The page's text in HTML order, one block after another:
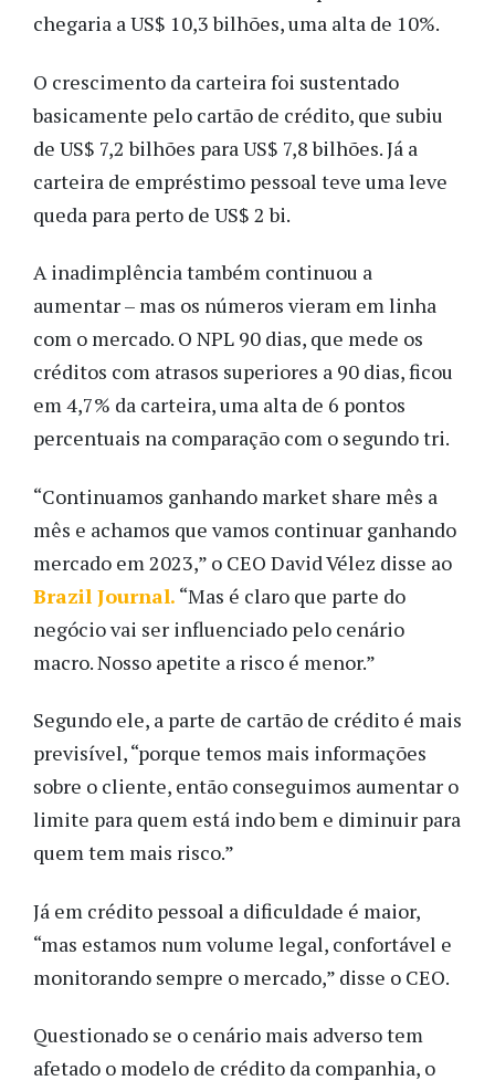
chegaria a US$ 10,3 bilhões, uma alta de 10%.
O crescimento da carteira foi sustentado
basicamente pelo cartão de crédito, que subiu
de US$ 7,2 bilhões para US$ 7,8 bilhões. Já a
carteira de empréstimo pessoal teve uma leve
queda para perto de US$ 2 bi.
A inadimplência também continuou a
aumentar – mas os números vieram em linha
com o mercado. O NPL 90 dias, que mede os
créditos com atrasos superiores a 90 dias, ficou
em 4,7% da carteira, uma alta de 6 pontos
percentuais na comparação com o segundo tri.
“Continuamos ganhando market share mês a
mês e achamos que vamos continuar ganhando
mercado em 2023,” o CEO David Vélez disse ao
Brazil Journal. “Mas é claro que parte do
negócio vai ser influenciado pelo cenário
macro. Nosso apetite a risco é menor.”
Segundo ele, a parte de cartão de crédito é mais
previsível, “porque temos mais informações
sobre o cliente, então conseguimos aumentar o
limite para quem está indo bem e diminuir para
quem tem mais risco.”
Já em crédito pessoal a dificuldade é maior,
“mas estamos num volume legal, confortável e
monitorando sempre o mercado,” disse o CEO.
Questionado se o cenário mais adverso tem
afetado o modelo de crédito da companhia, o